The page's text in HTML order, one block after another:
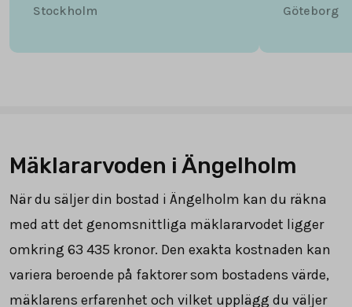
Stockholm
Göteborg
Mäklararvoden i Ängelholm
När du säljer din bostad i Ängelholm kan du räkna
med att det genomsnittliga mäklararvodet ligger
omkring 63 435 kronor. Den exakta kostnaden kan
variera beroende på faktorer som bostadens värde,
mäklarens erfarenhet och vilket upplägg du väljer